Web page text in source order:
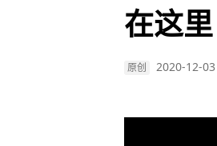
在这里
原创 2020-12-